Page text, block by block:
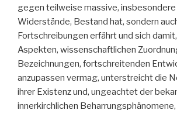
gegen teilweise massive, insbesondere
Widerstände, Bestand hat, sondern
Fortschreibungen erfährt und sich
Aspekten, wissenschaftlichen
Bezeichnungen, fortschreitenden
anzupassen vermag, unterstreicht die
ihrer Existenz und, ungeachtet der
innerkirchlichen